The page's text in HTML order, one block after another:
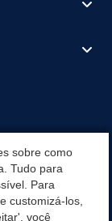
sobre como
Tudo para
Para
customizá-los,
você